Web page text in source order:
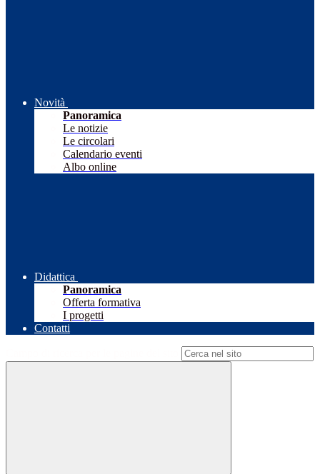
Novità
Panoramica
Le notizie
Le circolari
Calendario eventi
Albo online
Didattica
Panoramica
Offerta formativa
I progetti
Contatti